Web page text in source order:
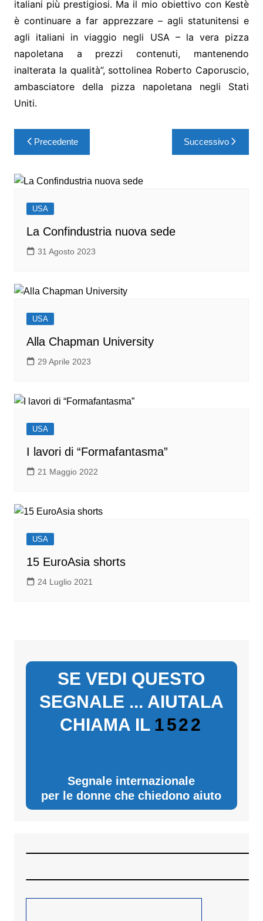
italiani più prestigiosi. Ma il mio obiettivo con Kestè
è continuare a far apprezzare – agli statunitensi e
agli italiani in viaggio negli USA – la vera pizza
napoletana a prezzi contenuti, mantenendo
inalterata la qualità”, sottolinea Roberto Caporuscio,
ambasciatore della pizza napoletana negli Stati
Uniti.
Precedente Successivo
USA
La Confindustria nuova sede
31 Agosto 2023
USA
Alla Chapman University
29 Aprile 2023
USA
I lavori di “Formafantasma”
21 Maggio 2022
USA
15 EuroAsia shorts
24 Luglio 2021
SE VEDI QUESTO
SEGNALE ... AIUTALA
CHIAMA IL 1522
Segnale internazionale
per le donne che chiedono aiuto